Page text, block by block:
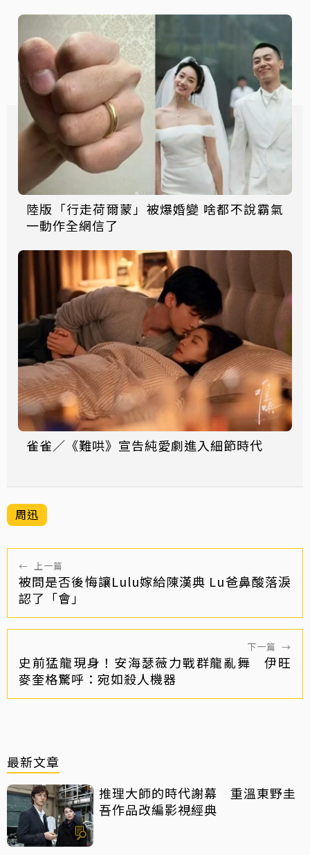
陸版「行走荷爾蒙」被爆婚變 啥都不說霸氣
一動作全網信了
雀雀／《難哄》宣告純愛劇進入細節時代
周迅
← 上一篇
被問是否後悔讓Lulu嫁給陳漢典 Lu爸鼻酸落淚
認了「會」
下一篇 →
史前猛龍現身！安海瑟薇力戰群龍亂舞 伊旺
麥奎格驚呼：宛如殺人機器
最新文章
推理大師的時代謝幕 重溫東野圭
吾作品改編影視經典